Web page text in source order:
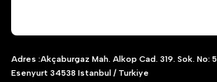
Adres :Akçaburgaz Mah. Alkop Cad. 319. Sok. No: 5
Esenyurt 34538 Istanbul / Turkiye